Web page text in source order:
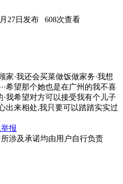
27日发布 608次查看
家·我还会买菜做饭做家务·我想
希望那个她也是在广州的我不喜
我希望对方可以接受我有个儿子
出来相处,我只要可以踏踏实实过
报
涉及承诺均由用户自行负责